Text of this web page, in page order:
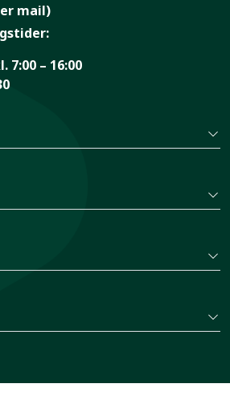
mail)
7:00 – 16:00